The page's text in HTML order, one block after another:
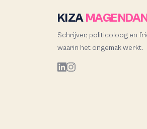
KIZA
Schrijver, politicoloog en
waarin het ongemak werkt.